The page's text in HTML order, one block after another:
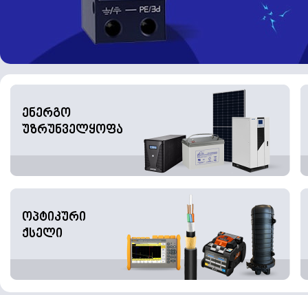
ენერგო
უზრუნველყოფა
ოპტიკური
ქსელი